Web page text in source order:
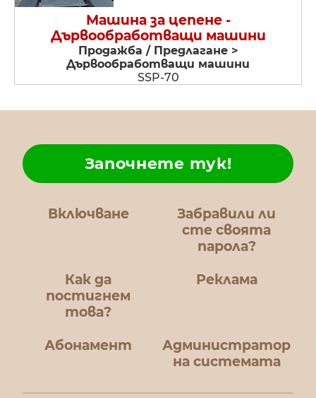
Машина за цепене -
Дървообработващи машини
Продажба / Предлагане >
Дървообработващи машини
SSP-70
Включване
Забравили ли
сте своята
парола?
Как да
постигнем
това?
Започнете тук!
Реклама
Абонамент
Администратор
на системата